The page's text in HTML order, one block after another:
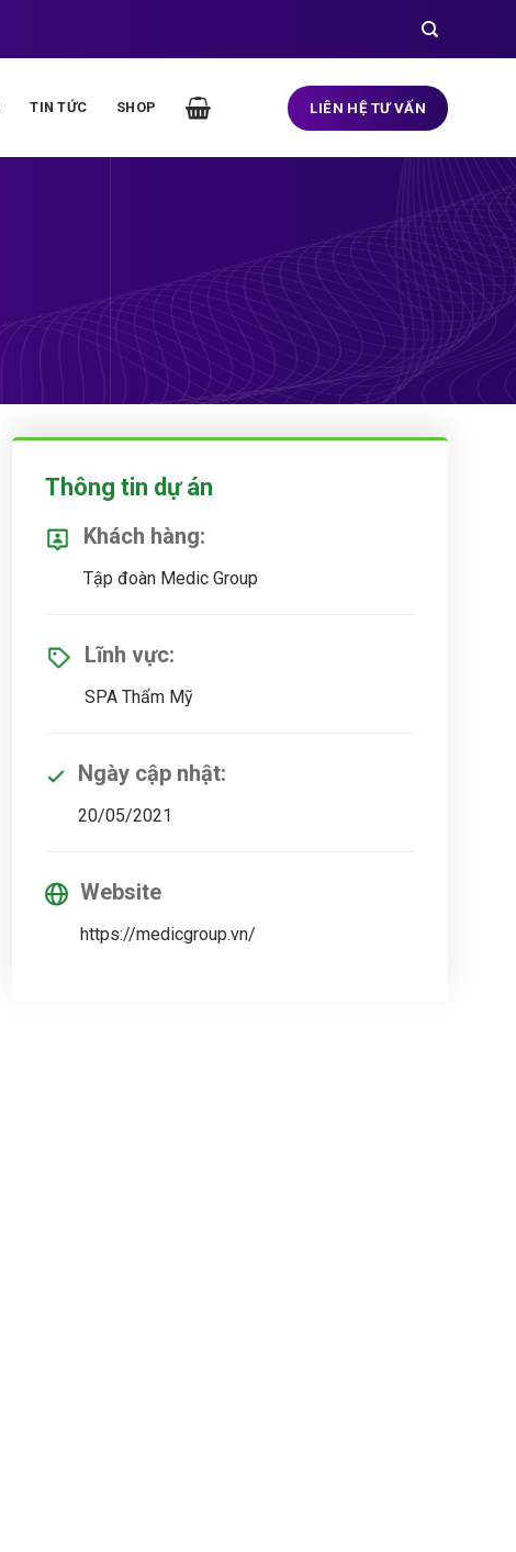
TIN TỨC SHOP LIÊN HỆ TƯ VẤN
Thông tin dự án
Khách hàng:
Tập đoàn Medic Group
Lĩnh vực:
SPA Thẩm Mỹ
Ngày cập nhật:
20/05/2021
Website
https://medicgroup.vn/